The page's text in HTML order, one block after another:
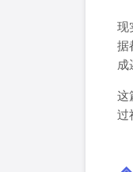
现
据
成
这
过